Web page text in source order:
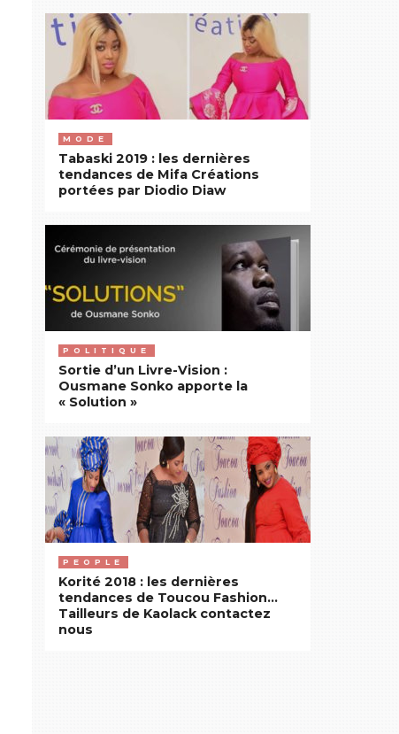
MODE
Tabaski 2019 : les dernières
tendances de Mifa Créations
portées par Diodio Diaw
POLITIQUE
Sortie d’un Livre-Vision :
Ousmane Sonko apporte la
« Solution »
PEOPLE
Korité 2018 : les dernières
tendances de Toucou Fashion…
Tailleurs de Kaolack contactez
nous